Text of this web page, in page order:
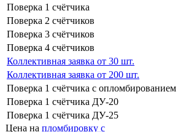
Поверка 1 cчётчика
Поверка 2 cчётчиков
Поверка 3 cчётчиков
Поверка 4 cчётчиков
Коллективная заявка от 30 шт.
Коллективная заявка от 200 шт.
Поверка 1 cчётчика с опломбированием
Поверка 1 cчётчика ДУ-20
Поверка 1 cчётчика ДУ-25
Цена на пломбировку с